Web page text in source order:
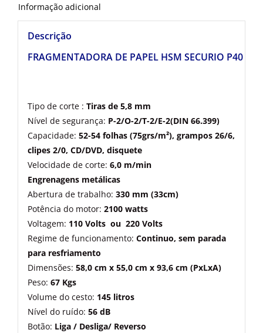
Informação adicional
Descrição
FRAGMENTADORA DE PAPEL HSM SECURIO P40 –
Tipo de corte : Tiras de 5,8 mm
Nível de segurança: P-2/O-2/T-2/E-2(DIN 66.399)
Capacidade: 52-54 folhas (75grs/m²), grampos 26/6,
clipes 2/0, CD/DVD, disquete
Velocidade de corte: 6,0 m/min
Engrenagens metálicas
Abertura de trabalho: 330 mm (33cm)
Potência do motor: 2100 watts
Voltagem: 110 Volts ou 220 Volts
Regime de funcionamento: Continuo, sem parada
para resfriamento
Dimensões: 58,0 cm x 55,0 cm x 93,6 cm (PxLxA)
Peso: 67 Kgs
Volume do cesto: 145 litros
Nível do ruído: 56 dB
Botão: Liga / Desliga/ Reverso